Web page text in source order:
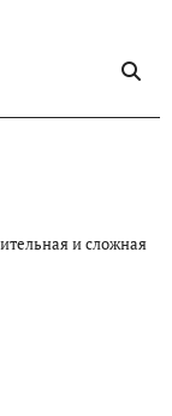
и сложная